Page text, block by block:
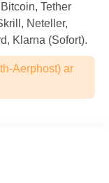
Tether
Neteller,
Klarna (Sofort).
Aerphost) ar